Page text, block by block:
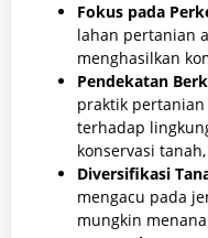
Fokus pada
lahan pertanian
menghasilkan
Pendekatan
praktik
terhadap
konservasi
Diversifikasi
mengacu pada
mungkin